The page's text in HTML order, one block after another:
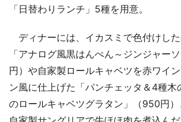
「日替わりランチ」5種を用意。
ディナーには、イカスミで色付けし
「アナログ風黒はんぺん～ジンジャー
円）や自家製ロールキャベツを赤ワイ
ン風に仕上げた「パンチェッタ＆4種木
のロールキャベツグラタン」（950円